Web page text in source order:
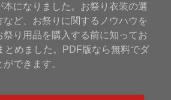
になりました。お祭り衣装の選
ど、お祭りに関するノウハウを
り用品を購入する前に知ってお
とめました。PDF版なら無料でダ
できます。